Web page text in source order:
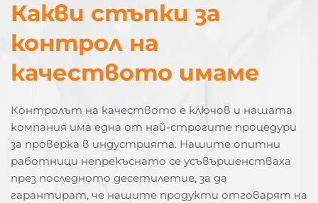
Какви стъпки за
контрол на
качеството имаме
Контролът на качеството е ключов и нашата
компания има една от най-строгите процедури
за проверка в индустрията. Нашите опитни
работници непрекъснато се усъвършенстваха
през последното десетилетие, за да
гарантират, че нашите продукти отговарят на